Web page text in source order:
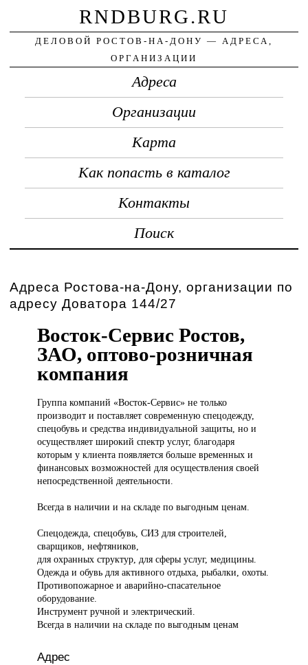
RNDBURG.RU
ДЕЛОВОЙ РОСТОВ-НА-ДОНУ — АДРЕСА,
ОРГАНИЗАЦИИ
Адреса
Организации
Карта
Как попасть в каталог
Контакты
Поиск
Адреса Ростова-на-Дону, организации по
адресу Доватора 144/27
Восток-Сервис Ростов,
ЗАО, оптово-розничная
компания
Группа компаний«Восток-Сервис» не только
производит и поставляет современную спецодежду,
спецобувь и средства индивидуальной защиты, но и
осуществляет широкий спектр услуг, благодаря
которым у клиента появляется больше временных и
финансовых возможностей для осуществления своей
непосредственной деятельности.
Всегда в наличии и на складе по выгодным ценам.
Спецодежда, спецобувь, СИЗ для строителей,
сварщиков, нефтяников,
для охранных структур, для сферы услуг, медицины.
Одежда и обувь для активного отдыха, рыбалки, охоты.
Противопожарное и аварийно-спасательное
оборудование.
Инструмент ручной и электрический.
Всегда в наличии на складе по выгодным ценам
Адрес